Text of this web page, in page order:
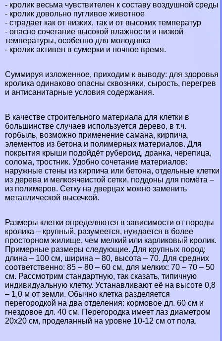
- кролик весьма чувствителен к составу воздушной среды
- кролик довольно пугливое животное
- страдает как от низких, так и от высоких температур
- опасно сочетание высокой влажности и низкой
температуры, особенно для молодняка
- кролик активен в сумерки и ночное время.
Суммируя изложенное, приходим к выводу: для здоровья
кролика одинаково опасны сквозняки, сырость, перегрев
и антисанитарные условия содержания.
В качестве строительного материала для клетки в
большинстве случаев используется дерево, в т.ч.
горбыль, возможно применение самана, кирпича,
элементов из бетона и полимерных материалов. Для
покрытия крыши подойдёт рубероид, дранка, черепица,
солома, тростник. Удобно сочетание материалов:
наружные стены из кирпича или бетона, отдельные клетки
из дерева и мелкоячеистой сетки, поддоны для помёта –
из полимеров. Сетку на дверцах можно заменить
металлической высечкой.
Размеры клетки определяются в зависимости от породы
кролика – крупный, разумеется, нуждается в более
просторном жилище, чем мелкий или карликовый кролик.
Примерные размеры следующие. Для крупных пород:
длина – 100 см, ширина – 80, высота – 70. Для средних
соответственно: 85 – 80 – 60 см, для мелких: 70 – 70 – 50
см. Рассмотрим стандартную, так сказать, типичную
индивидуальную клетку. Устанавливают её на высоте 0,8
– 1,0 м от земли. Обычно клетка разделяется
перегородкой на два отделения: кормовое дл. 60 см и
гнездовое дл. 40 см. Перегородка имеет лаз диаметром
20х20 см, проделанный на уровне 10-12 см от пола.